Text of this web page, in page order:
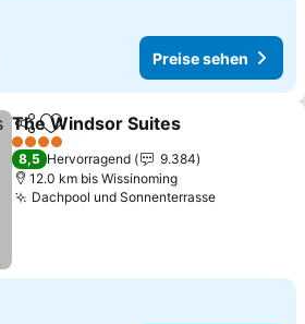
Preise sehen
TeilenZu Favoriten hinzufügen
The Windsor Suites
4 Sterne
8,5 Hervorragend
9.384
12.0 km bis Wissinoming
Dachpool und Sonnenterrasse